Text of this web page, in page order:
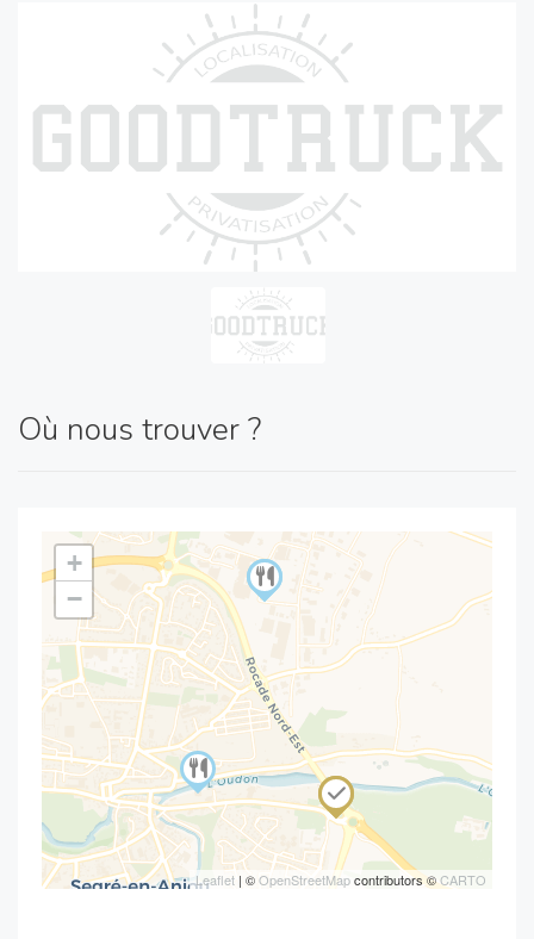
Où nous trouver ?
+
−
Leaflet | ©OpenStreetMapcontributors ©CARTO